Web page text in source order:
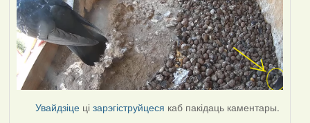
Увайдзіце цізарэгіструйцеся каб пакідаць каментары.